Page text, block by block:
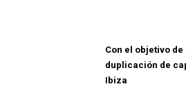
Con el objetivo
duplicación de
Ibiza